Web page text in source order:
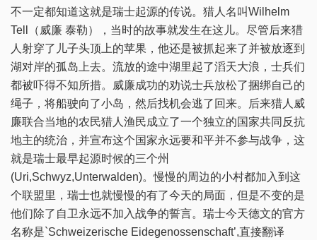
不一定都知道这就是瑞士起源的传说。猎人名叫Wilhelm
Tell（威廉 泰勒），当时的故事就发生在这儿。尽管后来猎
人射穿了儿子头顶上的苹果，他还是被抓起来了并被放逐到
湖对岸的孤岛上去。流放的途中湖里起了滔天大浪，士兵们
都被吓得不知所措。威廉成功的劝说士兵放松了捆绑自己的
绳子，将船驶向了小岛，然后找机会逃了回来。后来猎人威
廉联合当地的农民猎人渔民成立了一个独立的国家共同反抗
地主的统治，并宣布这个国家永远要和平并不参与战争，这
就是瑞士最早起源时候的三个州
(Uri,Schwyz,Unterwalden)。慢慢的周边的小村都加入到这
个联盟里，瑞士也就慢慢的有了今天的局面，但是不变的是
他们除了自卫永远不加入战争的誓言。瑞士今天德文的官方
名称是`Schweizerische Eidegenossenschaft’,直接翻译